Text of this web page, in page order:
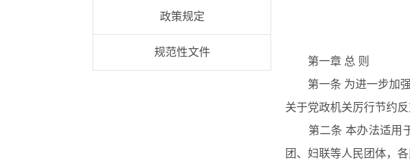
政策规定
规范性文件
第一章 总 则
第一条 为进一步加
关于党政机关厉行节约
第二条 本办法适用
团、妇联等人民团体，